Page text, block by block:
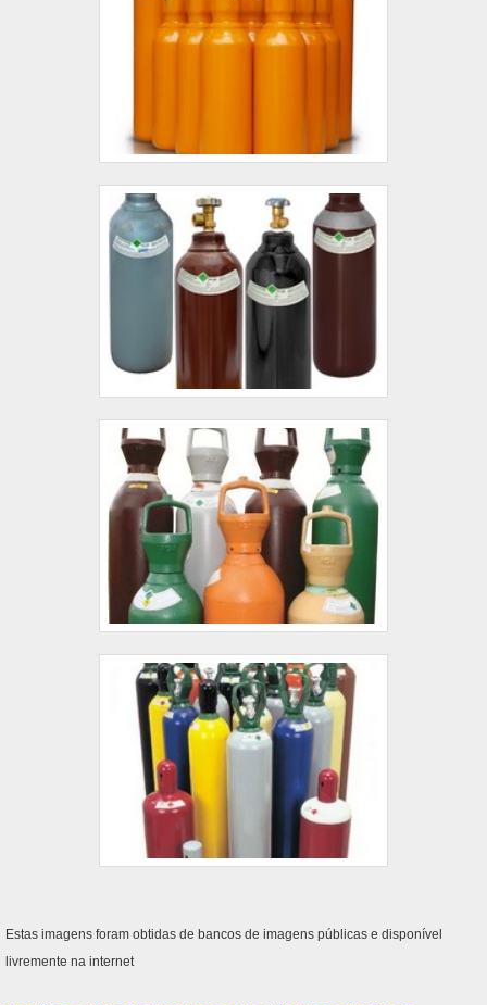
Estas imagens foram obtidas de bancos de imagens públicas e disponível
livremente na internet